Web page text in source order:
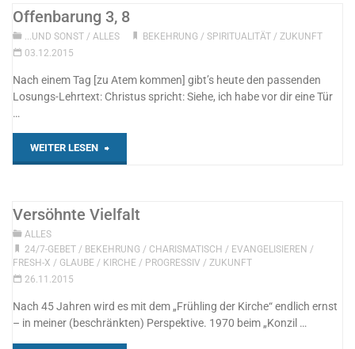
Gottes
Offenbarung 3, 8
...UND SONST / ALLES BEKEHRUNG / SPIRITUALITÄT/ ZUKUNFT
03.12.2015
Nach einem Tag [zu Atem kommen] gibt’s heute den passenden
Losungs-Lehrtext: Christus spricht: Siehe, ich habe vor dir eine Tür
…
WEITER LESEN "Offenbarung
8"
Versöhnte Vielfalt
ALLES
24/7-GEBET/ BEKEHRUNG / CHARISMATISCH / EVANGELISIEREN /
FRESH-X / GLAUBE / KIRCHE / PROGRESSIV /ZUKUNFT
26.11.2015
Nach 45 Jahren wird es mit dem „Frühling der Kirche“ endlich ernst
– in meiner (beschränkten) Perspektive. 1970 beim „Konzil …